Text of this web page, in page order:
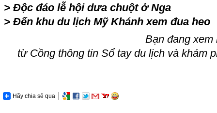
> Độc đáo lễ hội dưa chuột ở Nga
> Đến khu du lịch Mỹ Khánh xem đua heo
Bạn đang xem
từ Cồng thông tin Sổ tay du lịch và khám
Hãy chia sẻ qua